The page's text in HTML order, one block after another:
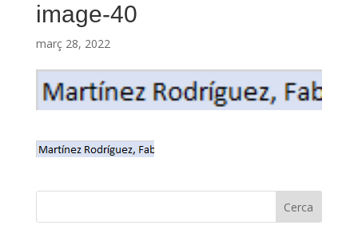
image-40
març 28, 2022